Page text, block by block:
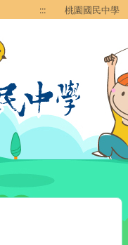
::: 桃園國民中學